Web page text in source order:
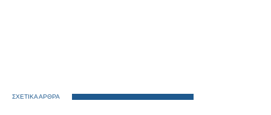
ΣΧΕΤΙΚΑ ΑΡΘΡΑ